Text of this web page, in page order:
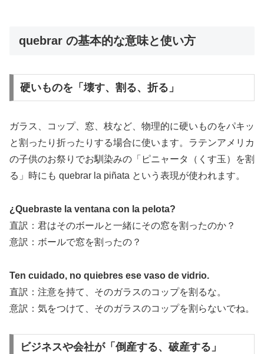
quebrar の基本的な意味と使い方
硬いものを「壊す、割る、折る」
ガラス、コップ、窓、枝など、物理的に硬いものをパキッ
と割ったり折ったりする場合に使います。ラテンアメリカ
の子供のお祭りでお馴染みの「ピニャータ（くす玉）を割
る」時にも quebrar la piñata という表現が使われます。
¿Quebraste la ventana con la pelota?
直訳：君はそのボールと一緒にその窓を割ったのか？
意訳：ボールで窓を割ったの？
Ten cuidado, no quiebres ese vaso de vidrio.
直訳：注意を持て、そのガラスのコップを割るな。
意訳：気をつけて、そのガラスのコップを割らないでね。
ビジネスや会社が「倒産する、破産する」